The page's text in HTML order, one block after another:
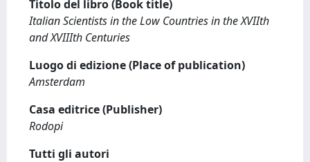
Titolo del libro (Book title)
Italian Scientists in the Low Countries in the XVIIth
and XVIIIth Centuries
Luogo di edizione (Place of publication)
Amsterdam
Casa editrice (Publisher)
Rodopi
Tutti gli autori